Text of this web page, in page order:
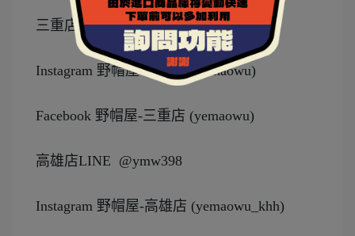
三重店 LINE @coony123188
Instagram 野帽屋-三重店 (yemaowu)
Facebook 野帽屋-三重店 (yemaowu)
高雄店LINE  @ymw398
Instagram 野帽屋-高雄店 (yemaowu_khh)